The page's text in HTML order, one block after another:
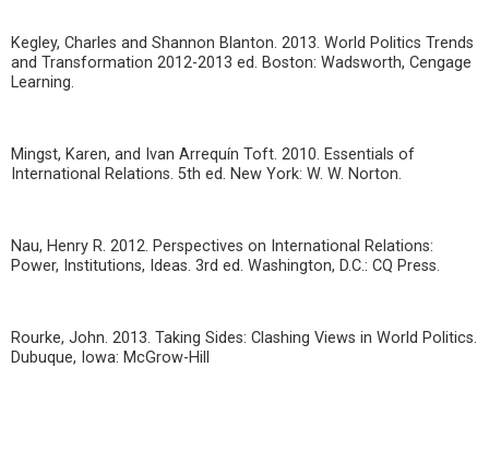
Kegley, Charles and Shannon Blanton. 2013. World Politics Trends
and Transformation 2012-2013 ed. Boston: Wadsworth, Cengage
Learning.
Mingst, Karen, and Ivan Arrequín Toft. 2010. Essentials of
International Relations. 5th ed. New York: W. W. Norton.
Nau, Henry R. 2012. Perspectives on International Relations:
Power, Institutions, Ideas. 3rd ed. Washington, D.C.: CQ Press.
Rourke, John. 2013. Taking Sides: Clashing Views in World Politics.
Dubuque, Iowa: McGrow-Hill